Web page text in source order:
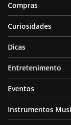
Compras
Curiosidades
Dicas
Entretenimento
Eventos
Instrumentos